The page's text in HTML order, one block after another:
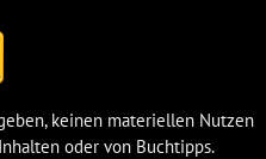
keinen materiellen Nutzen
oder von Buchtipps.